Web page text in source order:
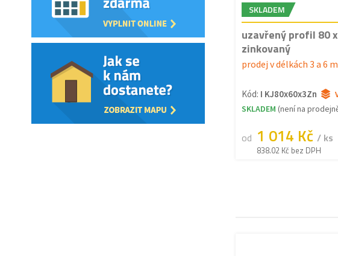
SKLADEM
uzavřený profil 80
zinkovaný
prodej v délkách 3 a 6 m
Kód: I KJ80x60x3Zn
SKLADEM (není na
od 1 014 Kč / ks
838.02 Kč bez DPH